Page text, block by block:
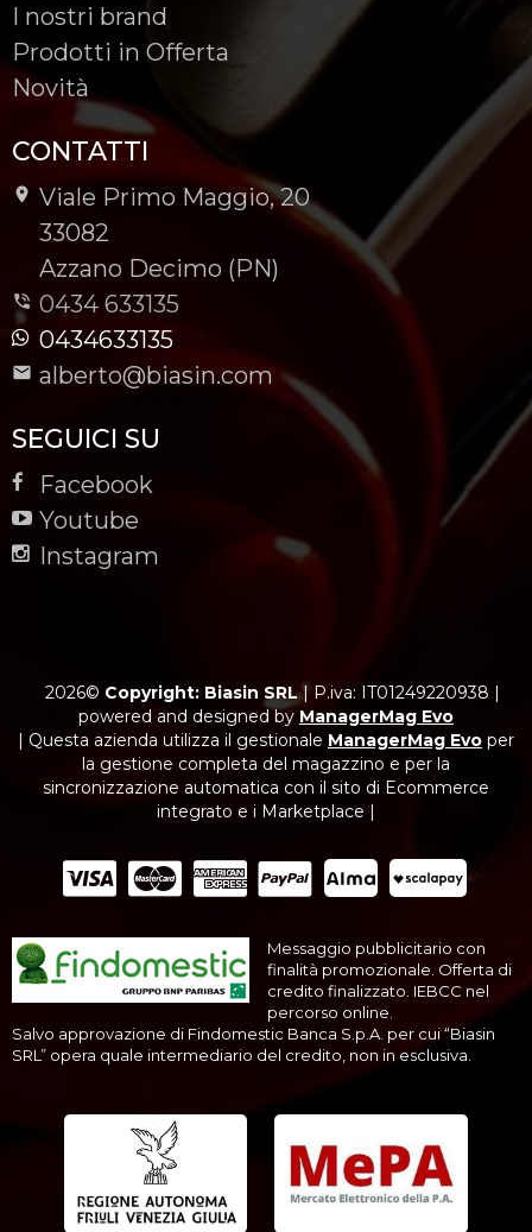
I nostri brand
Prodotti in Offerta
Novità
CONTATTI
Viale Primo Maggio, 20
-
33082
-
Azzano Decimo (PN)
0434 633135
0434633135
alberto@biasin.com
SEGUICI SU
Facebook
Youtube
Instagram
2026© Copyright: Biasin SRL| P.iva: IT01249220938 |
powered and designed by ManagerMag Evo
| Questa azienda utilizza il gestionale ManagerMag Evo per
la gestione completa del magazzino e per la
sincronizzazione automatica con il sito di Ecommerce
integrato e i Marketplace |
Messaggio pubblicitario con
finalità promozionale. Offerta di
credito finalizzato. IEBCC nel
percorso online.
Salvo approvazione di Findomestic Banca S.p.A. per cui “Biasin
SRL” opera quale intermediario del credito, non in esclusiva.